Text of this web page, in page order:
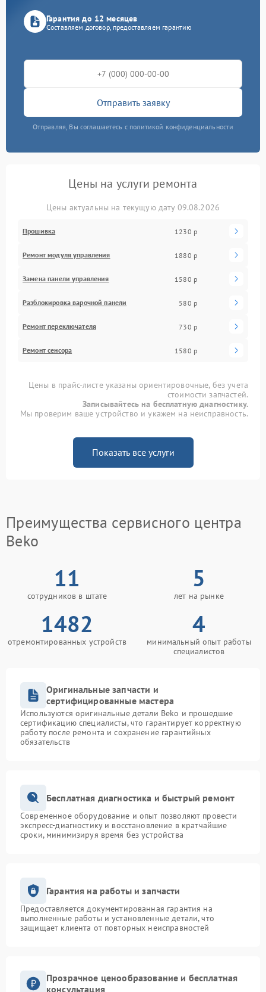
Гарантия до 12 месяцев
Составляем договор, предоставляем гарантию
Отправить заявку
Отправляя, Вы соглашаетесь с политикой конфиденциальности
Цены на услуги ремонта
Цены актуальны на текущую дату 09.08.2026
Прошивка 1230 р
Ремонт модуля управления 1880 р
Замена панели управления 1580 р
Разблокировка варочной панели 580 р
Ремонт переключателя 730 р
Ремонт сенсора 1580 р
Цены в прайс-листе указаны ориентировочные, без учета
стоимости запчастей.
Записывайтесь на бесплатную диагностику.
Мы проверим ваше устройство и укажем на неисправность.
Показать все услуги
Преимущества сервисного центра
Beko
11
сотрудников в штате
5
лет на рынке
1482
отремонтированных устройств
4
минимальный опыт работы
специалистов
Оригинальные запчасти и
сертифицированные мастера
Используются оригинальные детали Beko и прошедшие
сертификацию специалисты, что гарантирует корректную
работу после ремонта и сохранение гарантийных
обязательств
Бесплатная диагностика и быстрый ремонт
Современное оборудование и опыт позволяют провести
экспресс-диагностику и восстановление в кратчайшие
сроки, минимизируя время без устройства
Гарантия на работы и запчасти
Предоставляется документированная гарантия на
выполненные работы и установленные детали, что
защищает клиента от повторных неисправностей
Прозрачное ценообразование и бесплатная
консультация